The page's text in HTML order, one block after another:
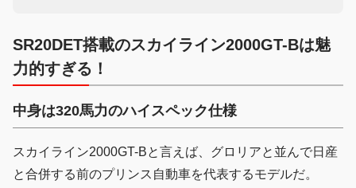
SR20DET搭載のスカイライン2000GT-Bは魅
力的すぎる！
中身は320馬力のハイスペック仕様
スカイライン2000GT-Bと言えば、グロリアと並んで日産
と合併する前のプリンス自動車を代表するモデルだ。